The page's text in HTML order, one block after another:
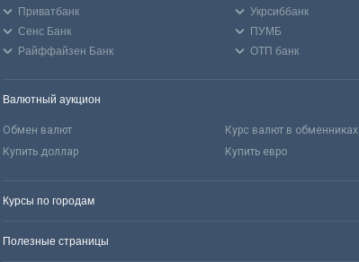
Приватбанк Укрсиббанк
Сенс Банк
ПУМБ
Райффайзен Банк
ОТП банк
Валютный аукцион
Обмен валют Курс валют в обменниках
Купить доллар
Купить евро
Курсы по городам
Полезные страницы